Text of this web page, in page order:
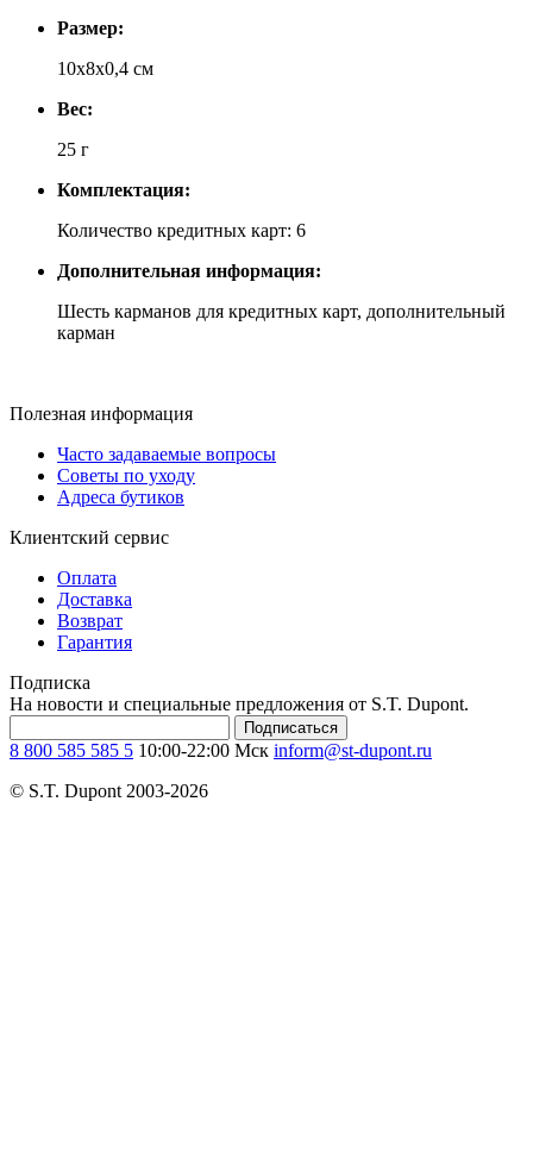
Размер:
10x8x0,4 см
Вес:
25 г
Комплектация:
Количество кредитных карт: 6
Дополнительная информация:
Шесть карманов для кредитных карт, дополнительный
карман
Полезная информация
Часто задаваемые вопросы
Советы по уходу
Адреса бутиков
Клиентский сервис
Оплата
Доставка
Возврат
Гарантия
Подписка
На новости и специальные предложения от S.T. Dupont.
Подписаться
8 800 585 585 5 10:00-22:00 Мск inform@st-dupont.ru
© S.T. Dupont 2003-2026